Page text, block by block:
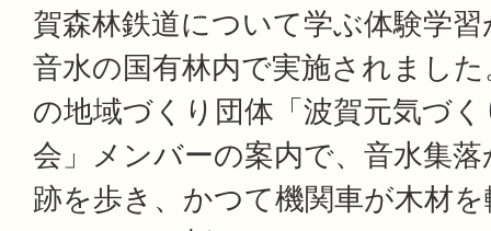
賀森林鉄道について学ぶ体験学
音水の国有林内で実施されまし
の地域づくり団体「波賀元気づ
会」メンバーの案内で、音水集
跡を歩き、かつて機関車が木材